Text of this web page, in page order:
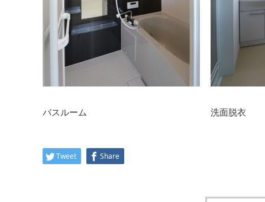
バスルーム 洗面脱衣
Tweet Share